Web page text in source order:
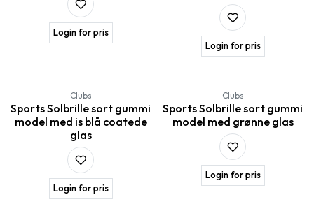
Login for pris
Login for pris
Clubs
Sports Solbrille sort gummi
model med is blå coatede
glas
Login for pris
Clubs
Sports Solbrille sort gummi
model med grønne glas
Login for pris